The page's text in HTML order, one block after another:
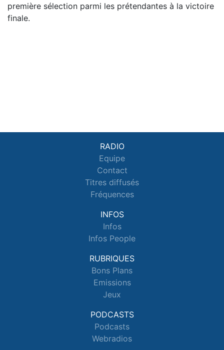
première sélection parmi les prétendantes à la victoire
finale.
RADIO
Equipe
Contact
Titres diffusés
Fréquences
INFOS
Infos
Infos People
RUBRIQUES
Bons Plans
Emissions
Jeux
PODCASTS
Podcasts
Webradios